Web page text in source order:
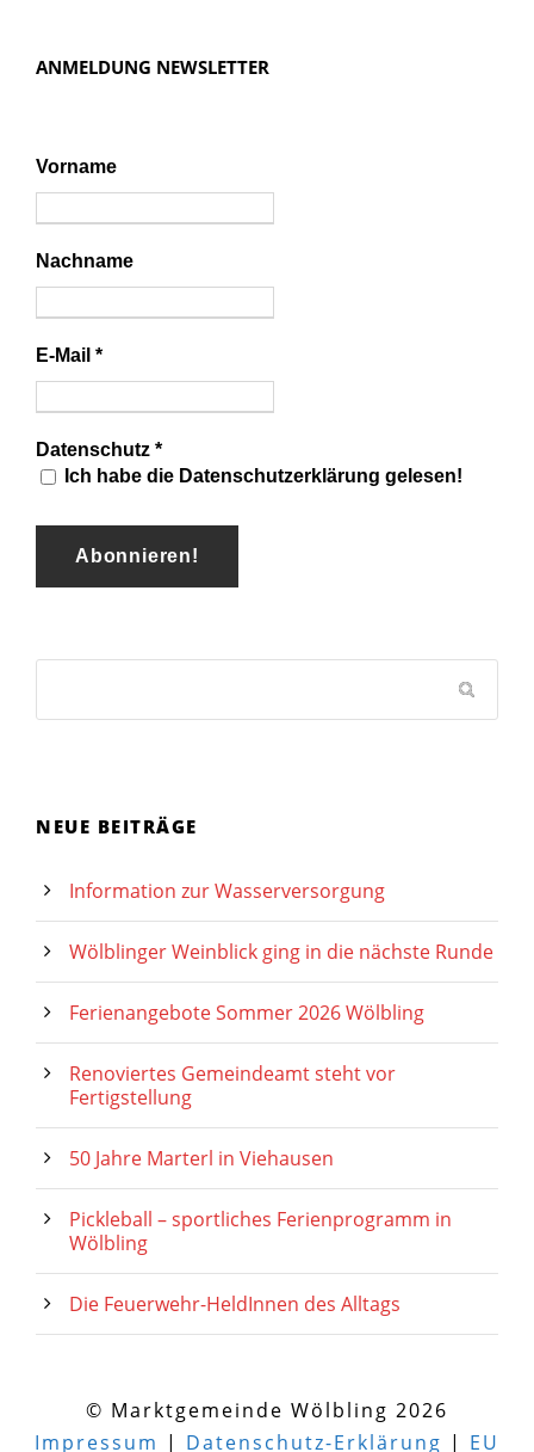
ANMELDUNG NEWSLETTER
Vorname
Nachname
E-Mail *
Datenschutz *
Ich habe die Datenschutzerklärung gelesen!
NEUE BEITRÄGE
Information zur Wasserversorgung
Wölblinger Weinblick ging in die nächste Runde
Ferienangebote Sommer 2026 Wölbling
Renoviertes Gemeindeamt steht vor
Fertigstellung
50 Jahre Marterl in Viehausen
Pickleball – sportliches Ferienprogramm in
Wölbling
Die Feuerwehr-HeldInnen des Alltags
© Marktgemeinde Wölbling 2026
Impressum | Datenschutz-Erklärung | EU